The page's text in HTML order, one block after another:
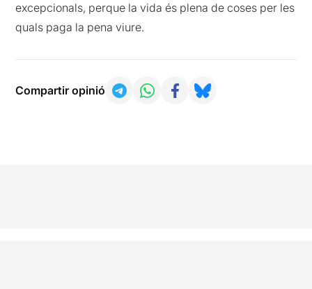
excepcionals, perque la vida és plena de coses per les
quals paga la pena viure.
Compartir opinió